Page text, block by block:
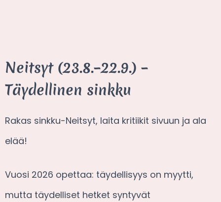
Neitsyt (23.8.–22.9.) –
Täydellinen sinkku
Rakas sinkku-Neitsyt, laita kritiikit sivuun ja ala
elää!
Vuosi 2026 opettaa: täydellisyys on myytti,
mutta täydelliset hetket syntyvät